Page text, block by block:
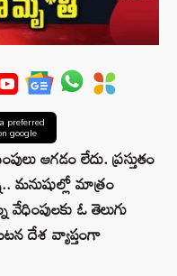
preferred
google
ఆగడం లేదు. ప్రస్తుతం
మనుషుల్లో మాత్రం
ఓ తెలుగు
దేశ వ్యాప్తంగా